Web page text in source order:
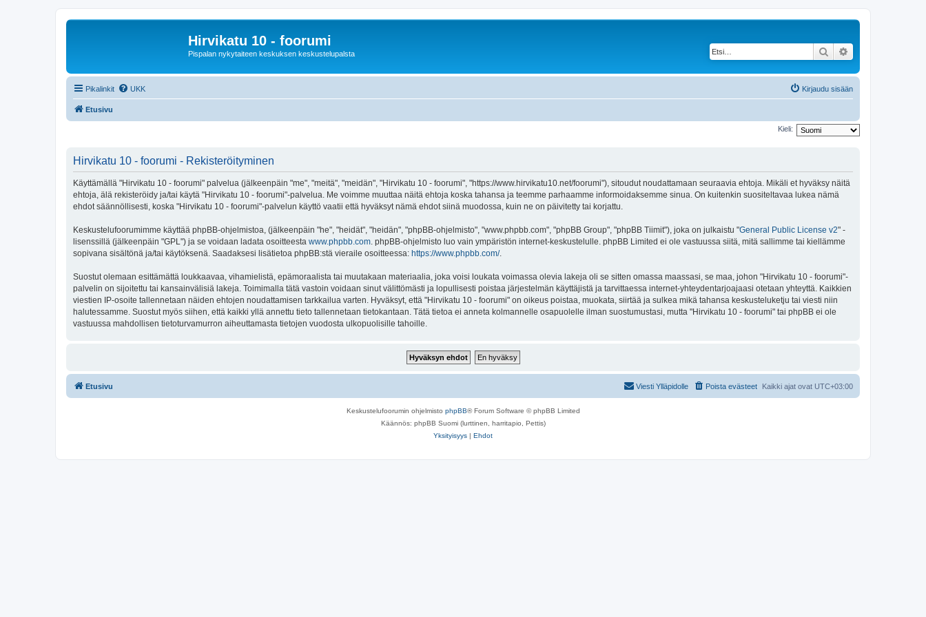
Hirvikatu 10 - foorumi
Pispalan nykytaiteen keskuksen keskustelupalsta Etsi
Pikalinkit UKK Kirjaudu sisään
Etusivu
Kieli:
Hirvikatu 10 - foorumi - Rekisteröityminen
Käyttämällä "Hirvikatu 10 - foorumi" palvelua (jälkeenpäin "me", "meitä", "meidän", "Hirvikatu 10 - foorumi", "https://www.hirvikatu10.net/foorumi"), sitoudut noudattamaan seuraavia ehtoja. Mikäli et hyväksy näitä
ehtoja, älä rekisteröidy ja/tai käytä "Hirvikatu 10 - foorumi"-palvelua. Me voimme muuttaa näitä ehtoja koska tahansa ja teemme parhaamme informoidaksemme sinua. On kuitenkin suositeltavaa lukea nämä
ehdot säännöllisesti, koska "Hirvikatu 10 - foorumi"-palvelun käyttö vaatii että hyväksyt nämä ehdot siinä muodossa, kuin ne on päivitetty tai korjattu.
Keskustelufoorumimme käyttää phpBB-ohjelmistoa, (jälkeenpäin "he", "heidät", "heidän", "phpBB-ohjelmisto", "www.phpbb.com", "phpBB Group", "phpBB Tiimit"), joka on julkaistu "General Public License v2" -
lisenssillä (jälkeenpäin "GPL") ja se voidaan ladata osoitteesta www.phpbb.com. phpBB-ohjelmisto luo vain ympäristön internet-keskustelulle. phpBB Limited ei ole vastuussa siitä, mitä sallimme tai kiellämme
sopivana sisältönä ja/tai käytöksenä. Saadaksesi lisätietoa phpBB:stä vieraile osoitteessa: https://www.phpbb.com/.
Suostut olemaan esittämättä loukkaavaa, vihamielistä, epämoraalista tai muutakaan materiaalia, joka voisi loukata voimassa olevia lakeja oli se sitten omassa maassasi, se maa, johon "Hirvikatu 10 - foorumi"-
palvelin on sijoitettu tai kansainvälisiä lakeja. Toimimalla tätä vastoin voidaan sinut välittömästi ja lopullisesti poistaa järjestelmän käyttäjistä ja tarvittaessa internet-yhteydentarjoajaasi otetaan yhteyttä. Kaikkien
viestien IP-osoite tallennetaan näiden ehtojen noudattamisen tarkkailua varten. Hyväksyt, että "Hirvikatu 10 - foorumi" on oikeus poistaa, muokata, siirtää ja sulkea mikä tahansa keskusteluketju tai viesti niin
halutessamme. Suostut myös siihen, että kaikki yllä annettu tieto tallennetaan tietokantaan. Tätä tietoa ei anneta kolmannelle osapuolelle ilman suostumustasi, mutta "Hirvikatu 10 - foorumi" tai phpBB ei ole
vastuussa mahdollisen tietoturvamurron aiheuttamasta tietojen vuodosta ulkopuolisille tahoille.
Etusivu Kaikki ajat ovat UTC+03:00
Poista evästeet
Viesti Ylläpidolle
Keskustelufoorumin ohjelmisto phpBB® Forum Software © phpBB Limited
Käännös: phpBB Suomi (lurttinen, harritapio, Pettis)
Yksityisyys | Ehdot